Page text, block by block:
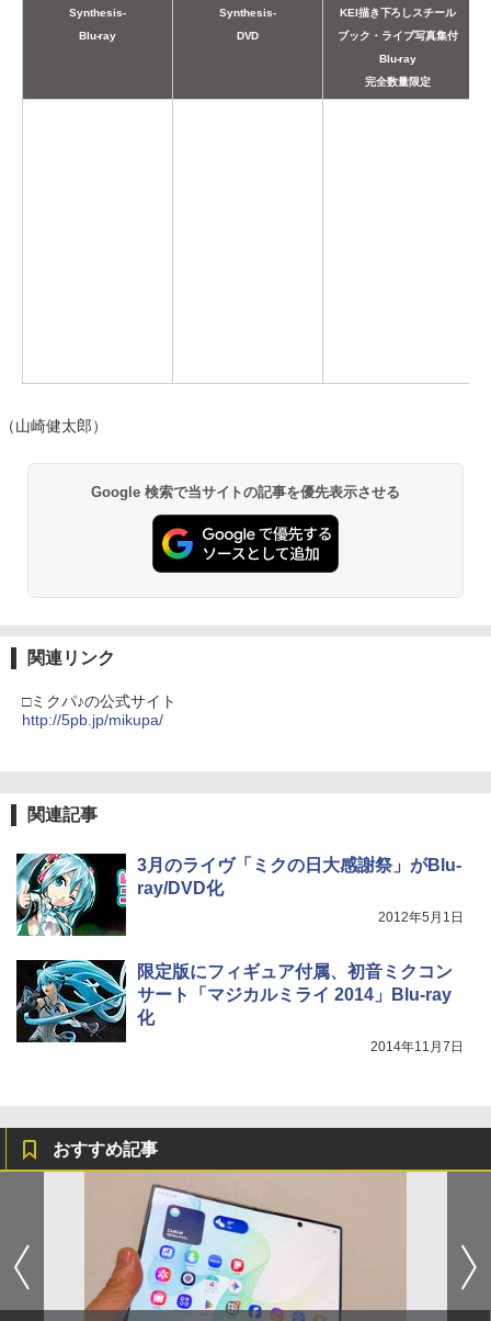
Synthesis-
Blu-ray
Synthesis-
DVD
KEI描き下ろしスチール
ブック・ライブ写真集付
Blu-ray
完全数量限定
（山崎健太郎）
Google 検索で当サイトの記事を優先表示させる
関連リンク
□ミクパ♪の公式サイト
http://5pb.jp/mikupa/
関連記事
3月のライヴ「ミクの日大感謝祭」がBlu-
ray/DVD化
2012年5月1日
限定版にフィギュア付属、初音ミクコン
サート「マジカルミライ 2014」Blu-ray
化
2014年11月7日
おすすめ記事